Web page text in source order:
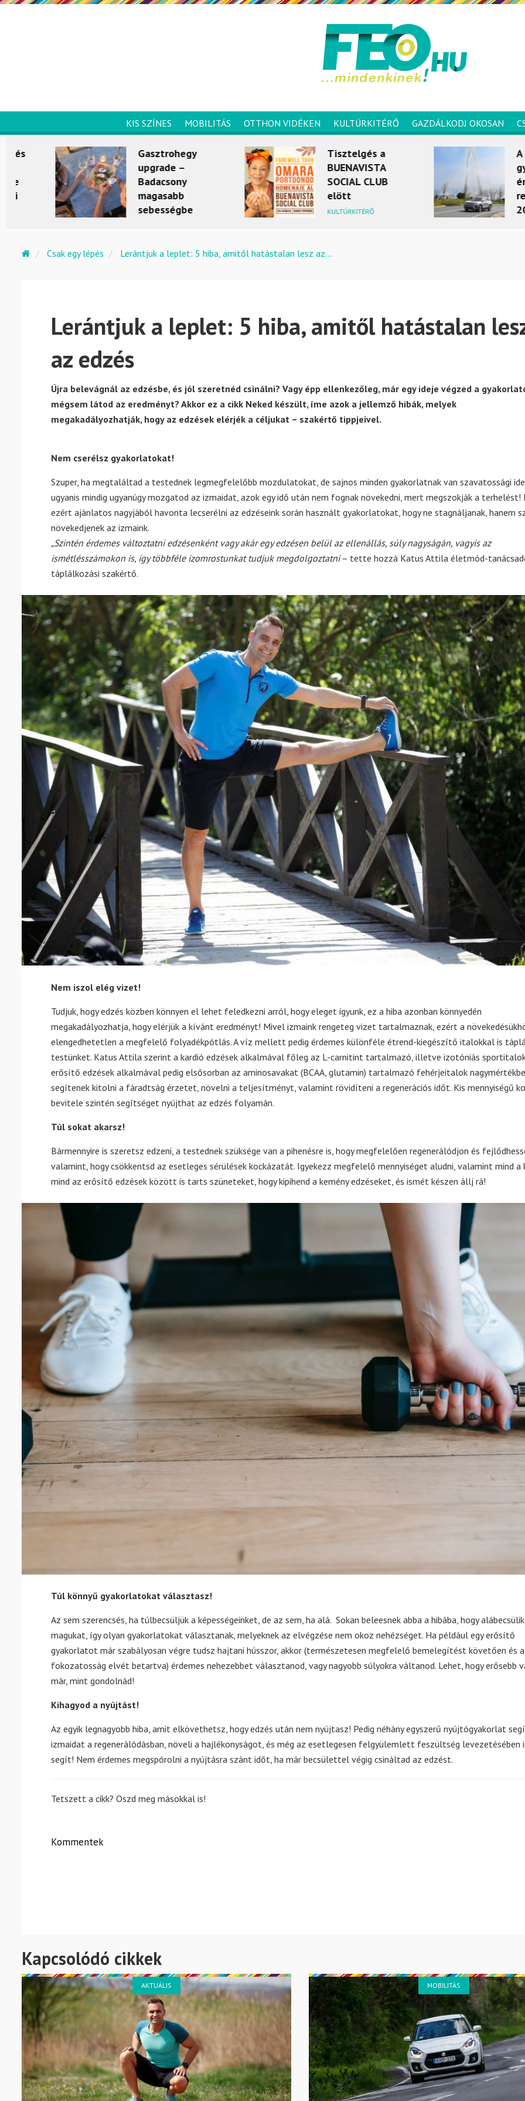
KIS SZÍNES MOBILITÁS OTTHON VIDÉKEN KULTÚRKITÉRŐ GAZDÁLKODJ OKOSAN
Gasztrohegy
upgrade –
Badacsony
magasabb
sebességbe
Tisztelgés a
BUENAVISTA
SOCIAL CLUB
elött
KULTÚRKITÉRŐ
A
2024
Csak egy lépés Lerántjuk a leplet: 5 hiba, amitől hatástalan lesz az...
Lerántjuk a leplet: 5 hiba, amitől hatástalan
az edzés
Újra belevágnál az edzésbe, és jól szeretnéd csinálni? Vagy épp ellenkezőleg, már egy ideje végzed a
mégsem látod az eredményt? Akkor ez a cikk Neked készült, íme azok a jellemző hibák, melyek
megakadályozhatják, hogy az edzések elérjék a céljukat – szakértő tippjeivel.
Nem cserélsz gyakorlatokat!
Szuper, ha megtaláltad a testednek legmegfelelőbb mozdulatokat, de sajnos minden gyakorlatnak van szavatossági
ugyanis mindig ugyanúgy mozgatod az izmaidat, azok egy idő után nem fognak növekedni, mert megszokják a terhelést!
ezért ajánlatos nagyjából havonta lecserélni az edzéseink során használt gyakorlatokat, hogy ne stagnáljanak, hanem
növekedjenek az izmaink.
„Szintén érdemes változtatni edzésenként vagy akár egy edzésen belül az ellenállás, súly nagyságán, vagyis az
ismétlésszámokon is, így többféle izomrostunkat tudjuk megdolgoztatni– tette hozzá Katus Attila életmód-
táplálkozási szakértő.
Nem iszol elég vizet!
Tudjuk, hogy edzés közben könnyen el lehet feledkezni arról, hogy eleget igyunk, ez a hiba azonban könnyedén
megakadályozhatja, hogy elérjük a kívánt eredményt! Mivel izmaink rengeteg vizet tartalmaznak, ezért a
elengedhetetlen a megfelelő folyadékpótlás. A víz mellett pedig érdemes különféle étrend-kiegészítő italokkal is
testünket. Katus Attila szerint a kardió edzések alkalmával főleg az L-carnitint tartalmazó, illetve izotóniás
erősítő edzések alkalmával pedig elsősorban az aminosavakat (BCAA, glutamin) tartalmazó fehérjeitalok
segítenek kitolni a fáradtság érzetet, növelni a teljesítményt, valamint rövidíteni a regenerációs időt. Kis mennyiségű
bevitele szintén segítséget nyújthat az edzés folyamán.
Túl sokat akarsz!
Bármennyire is szeretsz edzeni, a testednek szüksége van a pihenésre is, hogy megfelelően regenerálódjon és
valamint, hogy csökkentsd az esetleges sérülések kockázatát. Igyekezz megfelelő mennyiséget aludni, valamint mind a
mind az erősítő edzések között is tarts szüneteket, hogy kipihend a kemény edzéseket, és ismét készen állj rá!
Túl könnyű gyakorlatokat választasz!
Az sem szerencsés, ha túlbecsüljük a képességeinket, de az sem, ha alá. Sokan beleesnek abba a hibába, hogy alábecsülik
magukat, így olyan gyakorlatokat választanak, melyeknek az elvégzése nem okoz nehézséget. Ha például egy erősítő
gyakorlatot már szabályosan végre tudsz hajtani hússzor, akkor (természetesen megfelelő bemelegítést követően és a
fokozatosság elvét betartva) érdemes nehezebbet választanod, vagy nagyobb súlyokra váltanod. Lehet, hogy erősebb
már, mint gondolnád!
Kihagyod a nyújtást!
Az egyik legnagyobb hiba, amit elkövethetsz, hogy edzés után nem nyújtasz! Pedig néhány egyszerű nyújtógyakorlat
izmaidat a regenerálódásban, növeli a hajlékonyságot, és még az esetlegesen felgyülemlett feszültség levezetésében
segít! Nem érdemes megspórolni a nyújtásra szánt időt, ha már becsülettel végig csináltad az edzést.
Tetszett a cikk? Oszd meg másokkal is!
Kommentek
Kapcsolódó cikkek
AKTUÁLIS MOBILITÁS